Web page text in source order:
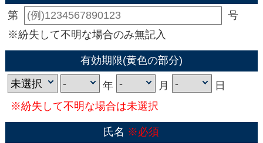
第
号
※紛失して不明な場合のみ無記入
有効期限(黄色の部分)
年 月
日
※紛失して不明な場合は未選択
氏名 ※必須